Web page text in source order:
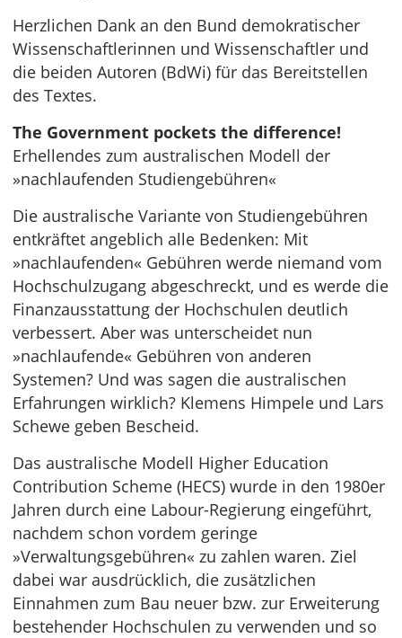
Herzlichen Dank an den Bund demokratischer
Wissenschaftlerinnen und Wissenschaftler und
die beiden Autoren (BdWi) für das Bereitstellen
des Textes.
The Government pockets the difference!
Erhellendes zum australischen Modell der
»nachlaufenden Studiengebühren«
Die australische Variante von Studiengebühren
entkräftet angeblich alle Bedenken: Mit
»nachlaufenden« Gebühren werde niemand vom
Hochschulzugang abgeschreckt, und es werde die
Finanzausstattung der Hochschulen deutlich
verbessert. Aber was unterscheidet nun
»nachlaufende« Gebühren von anderen
Systemen? Und was sagen die australischen
Erfahrungen wirklich? Klemens Himpele und Lars
Schewe geben Bescheid.
Das australische Modell Higher Education
Contribution Scheme (HECS) wurde in den 1980er
Jahren durch eine Labour-Regierung eingeführt,
nachdem schon vordem geringe
»Verwaltungsgebühren« zu zahlen waren. Ziel
dabei war ausdrücklich, die zusätzlichen
Einnahmen zum Bau neuer bzw. zur Erweiterung
bestehender Hochschulen zu verwenden und so